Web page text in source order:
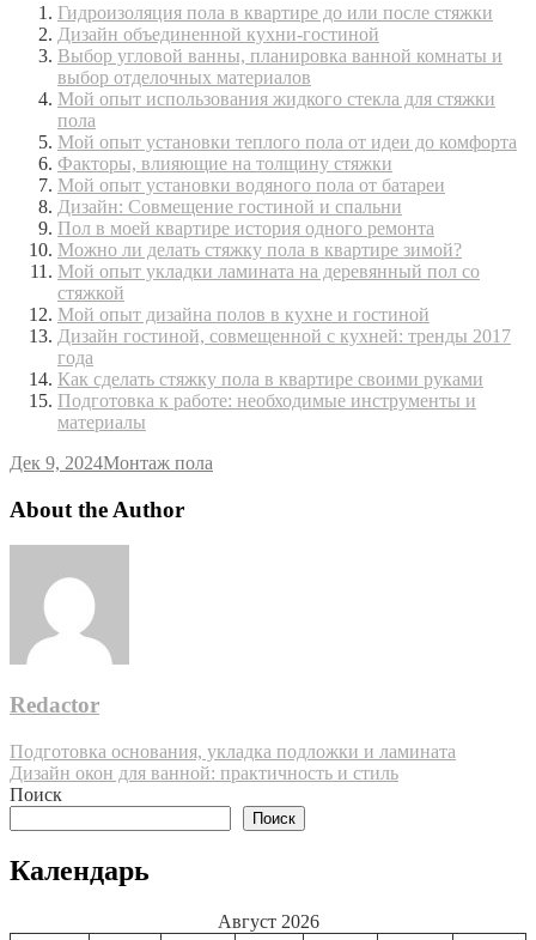
Гидроизоляция пола в квартире до или после стяжки
Дизайн объединенной кухни-гостиной
Выбор угловой ванны, планировка ванной комнаты и
выбор отделочных материалов
Мой опыт использования жидкого стекла для стяжки
пола
Мой опыт установки теплого пола от идеи до комфорта
Факторы, влияющие на толщину стяжки
Мой опыт установки водяного пола от батареи
Дизайн: Совмещение гостиной и спальни
Пол в моей квартире история одного ремонта
Можно ли делать стяжку пола в квартире зимой?
Мой опыт укладки ламината на деревянный пол со
стяжкой
Мой опыт дизайна полов в кухне и гостиной
Дизайн гостиной, совмещенной с кухней: тренды 2017
года
Как сделать стяжку пола в квартире своими руками
Подготовка к работе: необходимые инструменты и
материалы
Дек 9, 2024Монтаж пола
About the Author
Redactor
Навигация
по
Подготовка основания, укладка подложки и ламината
Дизайн окон для ванной: практичность и стиль
Поиск
Поиск
Календарь
Август 2026